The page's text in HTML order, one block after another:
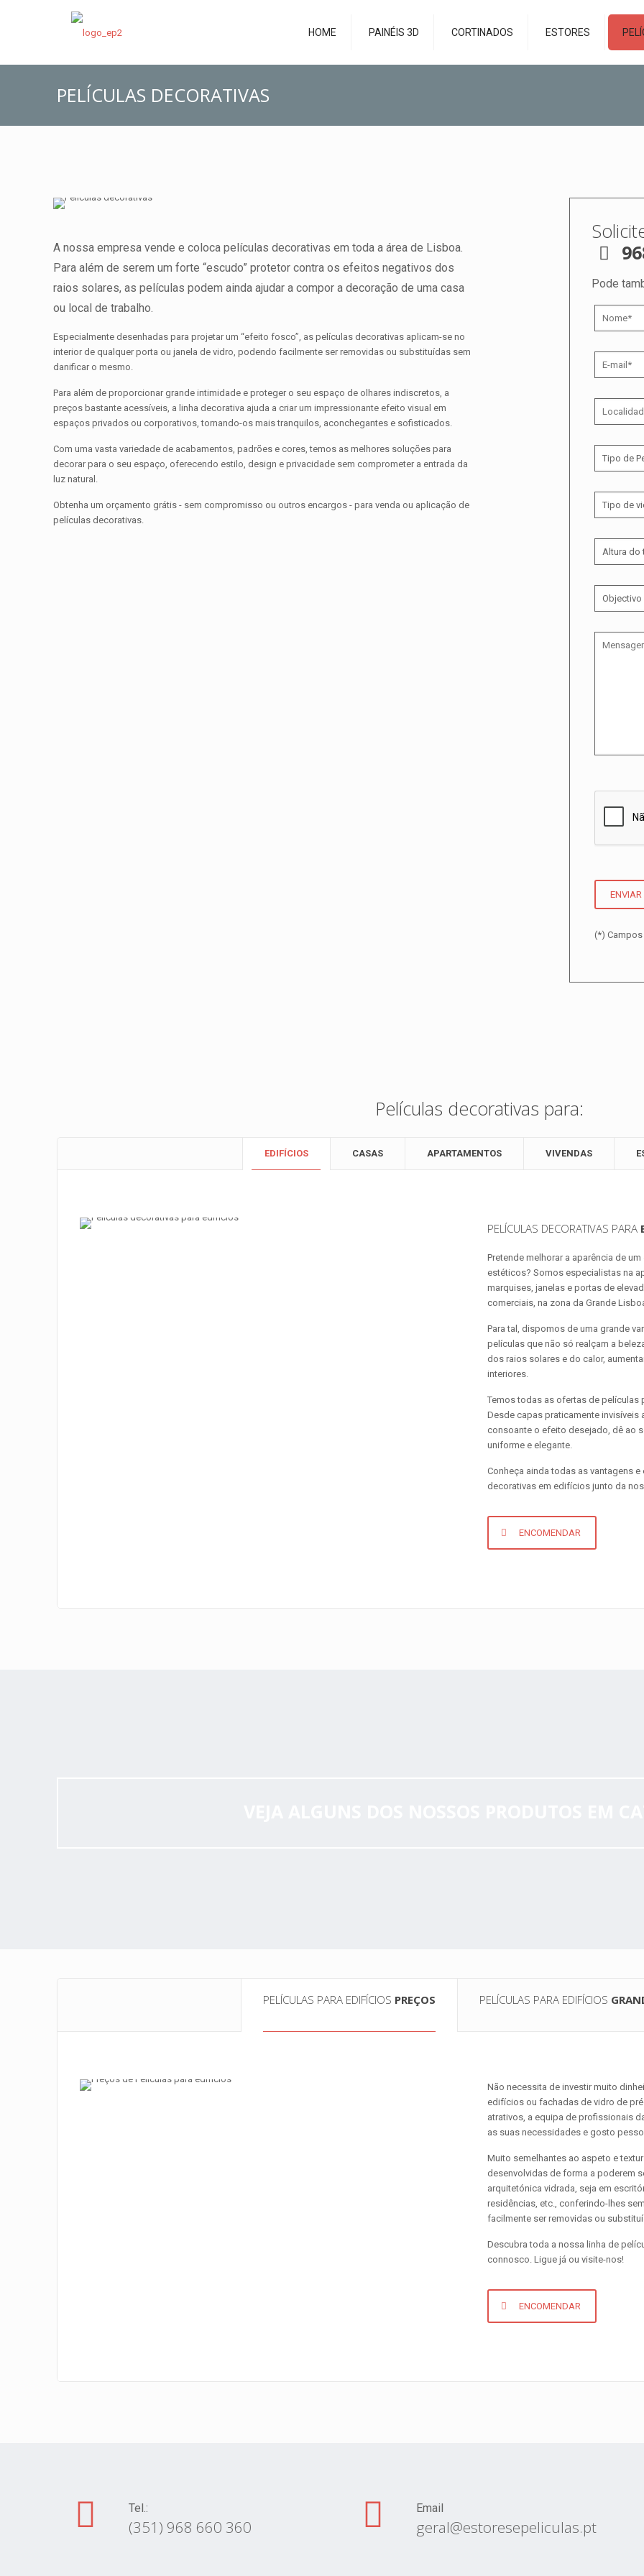
HOME PAINÉIS 3D CORTINADOS ESTORES
PELÍCULAS DECORATIVAS
A nossa empresa vende e coloca películas decorativas em toda a área de Lisboa.
Para além de serem um forte “escudo” protetor contra os efeitos negativos dos
raios solares, as películas podem ainda ajudar a compor a decoração de uma casa
ou local de trabalho.
Especialmente desenhadas para projetar um “efeito fosco”, as películas decorativas aplicam-se no
interior de qualquer porta ou janela de vidro, podendo facilmente ser removidas ou substituídas sem
danificar o mesmo.
Para além de proporcionar grande intimidade e proteger o seu espaço de olhares indiscretos, a
preços bastante acessíveis, a linha decorativa ajuda a criar um impressionante efeito visual em
espaços privados ou corporativos, tornando-os mais tranquilos, aconchegantes e sofisticados.
Com uma vasta variedade de acabamentos, padrões e cores, temos as melhores soluções para
decorar para o seu espaço, oferecendo estilo, design e privacidade sem comprometer a entrada da
luz natural.
Obtenha um orçamento grátis - sem compromisso ou outros encargos - para venda ou aplicação de
películas decorativas.
Pode
(*)
Películas decorativas para:
EDIFÍCIOS CASAS APARTAMENTOS VIVENDAS
PELÍCULAS DECORATIVAS PARA
Pretende melhorar a aparência de
estéticos? Somos especialistas na
marquises, janelas e portas de
comerciais, na zona da Grande
Para tal, dispomos de uma grande
películas que não só realçam a
dos raios solares e do calor,
interiores.
Temos todas as ofertas de películas
Desde capas praticamente
consoante o efeito desejado, dê ao
uniforme e elegante.
Conheça ainda todas as vantagens
decorativas em edifícios junto da
ENCOMENDAR
PELÍCULAS PARA EDIFÍCIOS PREÇOS PELÍCULAS PARA EDIFÍCIOS
Não necessita de investir muito
edifícios ou fachadas de vidro de
atrativos, a equipa de profissionais
as suas necessidades e gosto
Muito semelhantes ao aspeto e
desenvolvidas de forma a poderem
arquitetónica vidrada, seja em
residências, etc., conferindo-lhes
facilmente ser removidas ou
Descubra toda a nossa linha de
connosco. Ligue já ou visite-nos!
ENCOMENDAR
Tel.:
(351) 968 660 360
Email
geral@estoresepeliculas.pt